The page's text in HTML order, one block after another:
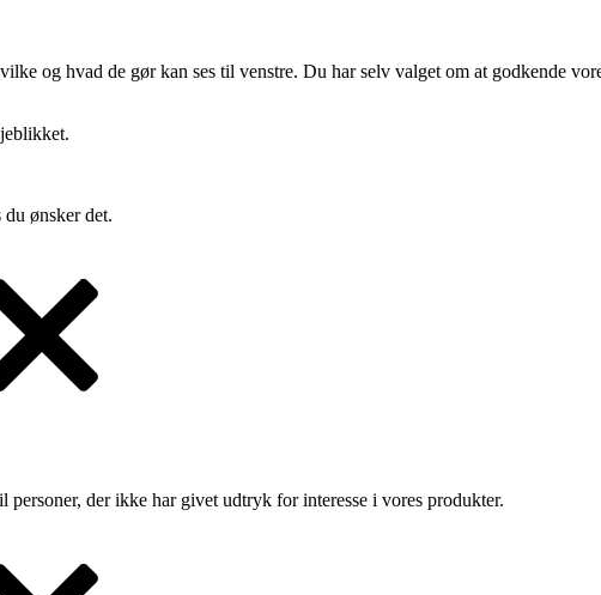
og hvad de gør kan ses til venstre. Du har selv valget om at godkende
ønsker det.
der ikke har givet udtryk for interesse i vores produkter.